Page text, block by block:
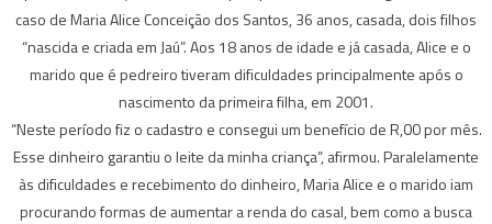
caso de Maria Alice Conceição dos Santos, 36 anos, casada, dois filhos
“nascida e criada em Jaú”. Aos 18 anos de idade e já casada, Alice e o
marido que é pedreiro tiveram dificuldades principalmente após o
nascimento da primeira filha, em 2001.
“Neste período fiz o cadastro e consegui um benefício de R,00 por mês.
Esse dinheiro garantiu o leite da minha criança”, afirmou. Paralelamente
às dificuldades e recebimento do dinheiro, Maria Alice e o marido iam
procurando formas de aumentar a renda do casal, bem como a busca